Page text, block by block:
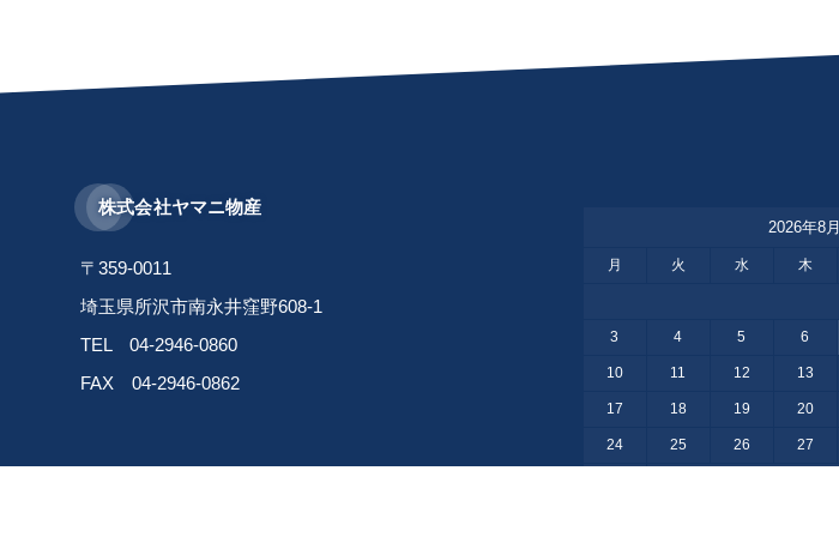
株式会社ヤマニ物産
〒359-0011
埼玉県所沢市南永井窪野608-1
TEL 04-2946-0860
FAX 04-2946-0862
2026年8月
月 火 水 木
3 4 5 6
10 11 12 13
17 18 19 20
24 25 26 27